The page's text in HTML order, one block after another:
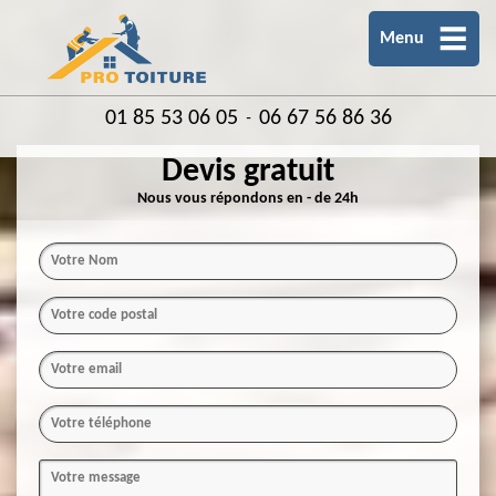
Menu
01 85 53 06 05 - 06 67 56 86 36
Devis gratuit
Nous vous répondons en - de 24h